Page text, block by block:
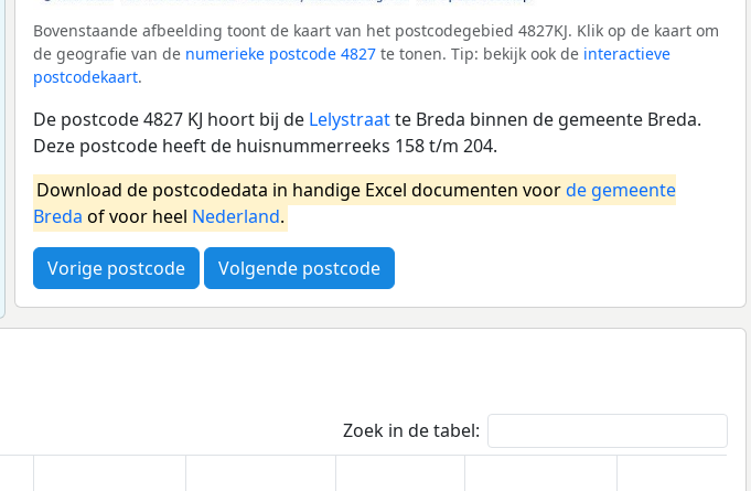
Bovenstaande afbeelding toont de kaart van het postcodegebied 4827KJ. Klik op de kaart om
de geografie van de numerieke postcode 4827 te tonen. Tip: bekijk ook de interactieve
postcodekaart.
De postcode 4827 KJ hoort bij de Lelystraatte Breda binnen de gemeente Breda.
Deze postcode heeft de huisnummerreeks 158 t/m 204.
Download de postcodedata in handige Excel documenten voorde gemeente
Breda of voor heel Nederland.
Vorige postcode Volgende postcode
Zoek in de tabel: